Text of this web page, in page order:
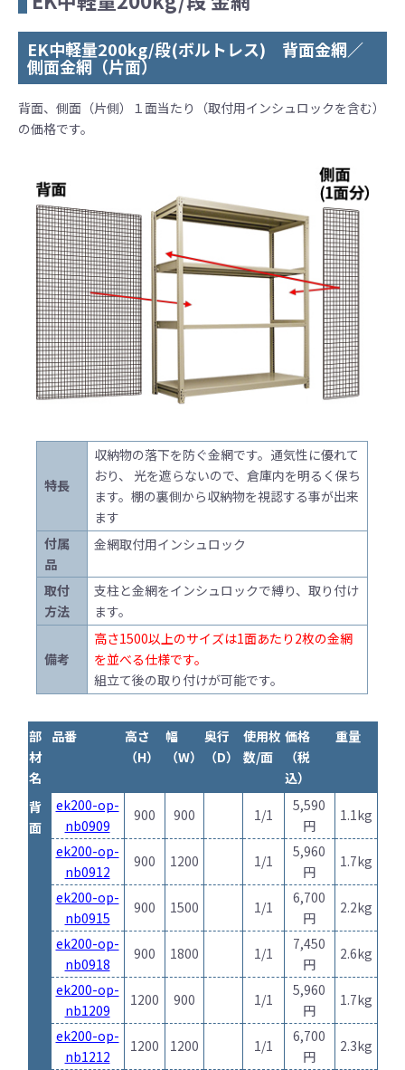
EK中軽量200kg/段(ボルトレス) 背面金網／
側面金網（片面）
背面、側面（片側）１面当たり（取付用インシュロックを含む）
の価格です。
特長
収納物の落下を防ぐ金網です。通気性に優れて
おり、 光を遮らないので、倉庫内を明るく保ち
ます。棚の裏側から収納物を視認する事が出来
ます
付属
品
金網取付用インシュロック
取付
方法
支柱と金網をインシュロックで縛り、取り付け
ます。
備考
高さ1500以上のサイズは1面あたり2枚の金網
を並べる仕様です。
組立て後の取り付けが可能です。
部
材
名
品番
高さ
（H）
幅
（W）
奥行
（D）
使用枚
数/面
価格
（税
込）
重量
背
面
ek200-op-
nb0909
900 900 1/1
5,590
円
1.1kg
ek200-op-
nb0912
900 1200 1/1
5,960
円
1.7kg
ek200-op-
nb0915
900 1500 1/1
6,700
円
2.2kg
ek200-op-
nb0918
900 1800 1/1
7,450
円
2.6kg
ek200-op-
nb1209
1200 900 1/1
5,960
円
1.7kg
ek200-op-
nb1212
1200 1200 1/1
6,700
円
2.3kg